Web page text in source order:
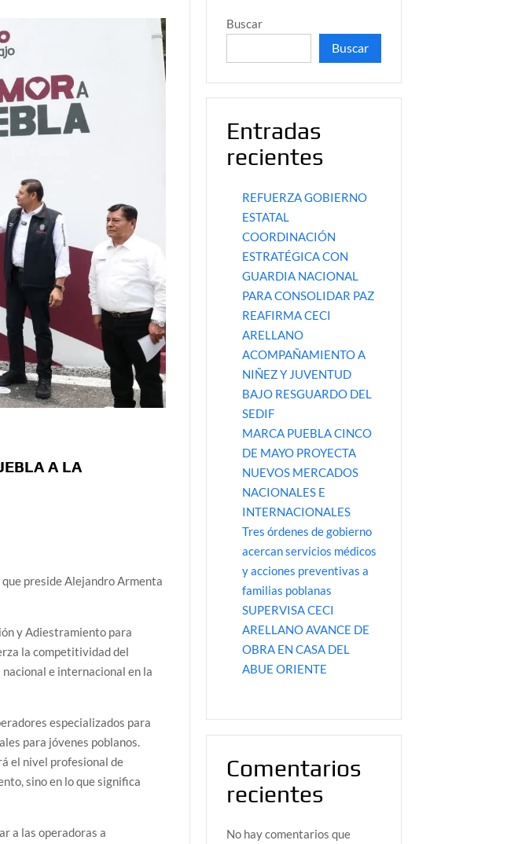
A LA
preside Alejandro Armenta
y Adiestramiento para
la competitividad del
e internacional en la
especializados para
para jóvenes poblanos.
el nivel profesional de
sino en lo que significa
a las operadoras a
Buscar
Buscar
Entradas
recientes
REFUERZA GOBIERNO
ESTATAL
COORDINACIÓN
ESTRATÉGICA CON
GUARDIA NACIONAL
PARA CONSOLIDAR PAZ
REAFIRMA CECI
ARELLANO
ACOMPAÑAMIENTO A
NIÑEZ Y JUVENTUD
BAJO RESGUARDO DEL
SEDIF
MARCA PUEBLA CINCO
DE MAYO PROYECTA
NUEVOS MERCADOS
NACIONALES E
INTERNACIONALES
Tres órdenes de gobierno
acercan servicios médicos
y acciones preventivas a
familias poblanas
SUPERVISA CECI
ARELLANO AVANCE DE
OBRA EN CASA DEL
ABUE ORIENTE
Comentarios
recientes
No hay comentarios que